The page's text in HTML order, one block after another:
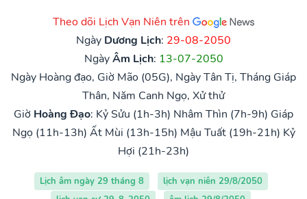
Theo dõi Lịch Vạn Niên trên
Ngày Dương Lịch: 29-08-2050
NgàyÂm Lịch: 13-07-2050
Ngày Hoàng đạo, Giờ Mão (05G), Ngày Tân Tị, Tháng Giáp
Thân, Năm Canh Ngọ, Xử thử
Giờ Hoàng Đạo: Kỷ Sửu (1h-3h) Nhâm Thìn (7h-9h) Giáp
Ngọ (11h-13h) Ất Mùi (13h-15h) Mậu Tuất (19h-21h) Kỷ
Hợi (21h-23h)
Lịch âm ngày 29 tháng 8
lịch vạn niên 29/8/2050